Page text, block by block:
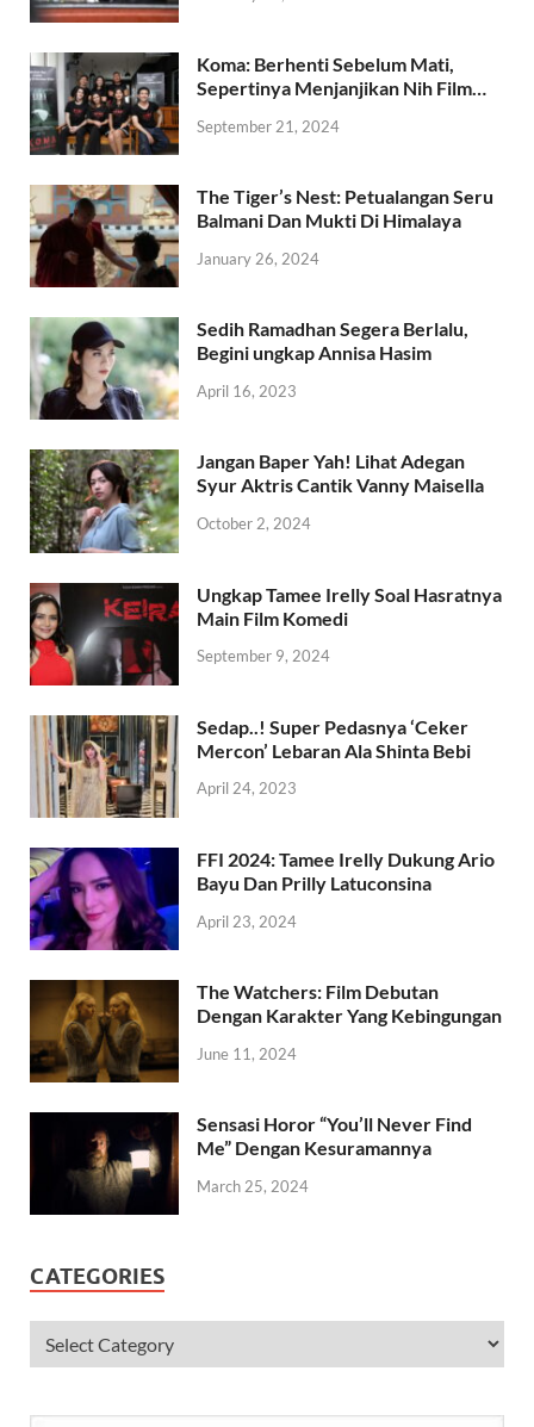
Koma: Berhenti Sebelum Mati,
Sepertinya Menjanjikan Nih Film…
September 21, 2024
The Tiger’s Nest: Petualangan Seru
Balmani Dan Mukti Di Himalaya
January 26, 2024
Sedih Ramadhan Segera Berlalu,
Begini ungkap Annisa Hasim
April 16, 2023
Jangan Baper Yah! Lihat Adegan
Syur Aktris Cantik Vanny Maisella
October 2, 2024
Ungkap Tamee Irelly Soal Hasratnya
Main Film Komedi
September 9, 2024
Sedap..! Super Pedasnya ‘Ceker
Mercon’ Lebaran Ala Shinta Bebi
April 24, 2023
FFI 2024: Tamee Irelly Dukung Ario
Bayu Dan Prilly Latuconsina
April 23, 2024
The Watchers: Film Debutan
Dengan Karakter Yang Kebingungan
June 11, 2024
Sensasi Horor “You’ll Never Find
Me” Dengan Kesuramannya
March 25, 2024
CATEGORIES